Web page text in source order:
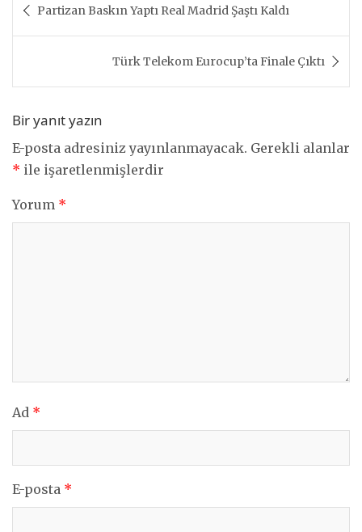
gezinmesi
Partizan Baskın Yaptı Real Madrid Şaştı Kaldı
Türk Telekom Eurocup’ta Finale Çıktı
Bir yanıt yazın
E-posta adresiniz yayınlanmayacak. Gerekli alanlar
* ile işaretlenmişlerdir
Yorum *
Ad *
E-posta *